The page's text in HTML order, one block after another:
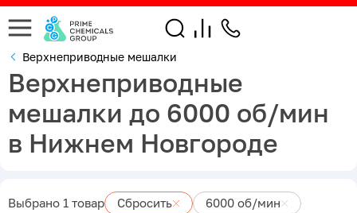
Верхнеприводные мешалки
Верхнеприводные
мешалки до 6000 об/мин
в Нижнем Новгороде
Выбрано 1 товар Сбросить 6000 об/мин